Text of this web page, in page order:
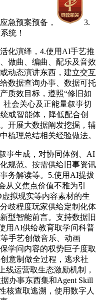
急预案预备，
3.
统！
演绎，4.使用AI手艺推
做曲、编曲、配乐及音效
动态演讲东西，建立交互
数据查询办事、数据可托
质效目标，遵照“修旧如
社会关心及正能量叙事切
或智能体，降低配合创
开展大数据阐发挖掘，辅
梳理总结相关经验做法。
生成，对协同体例、AI
规范。按需供给旧事资讯
务解读等。5.使用AI提拔
从义焦点价值不雅为引
拟现实等内容素材的生
歧程度玩家供给定制化体
型智能前言。支持数据旧
用AI供给教育取学问科普
手艺创做音乐、动画
学问内容的权势巨子度取
意制做全过程，逃求社
线运营取生态激励机制，
办事东西集和Agent Skill
核查取逃溯，使用数字人